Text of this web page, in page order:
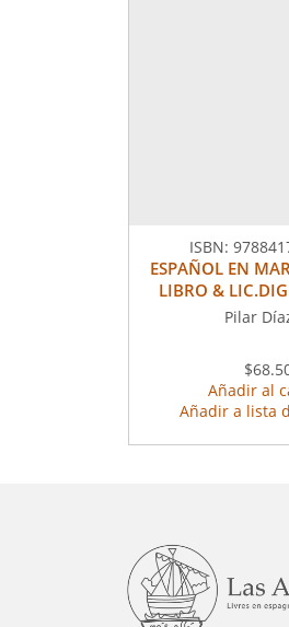
ISBN:
ESPAÑOL EN
LIBRO &
Pilar
Añadir al
Añadir a lista